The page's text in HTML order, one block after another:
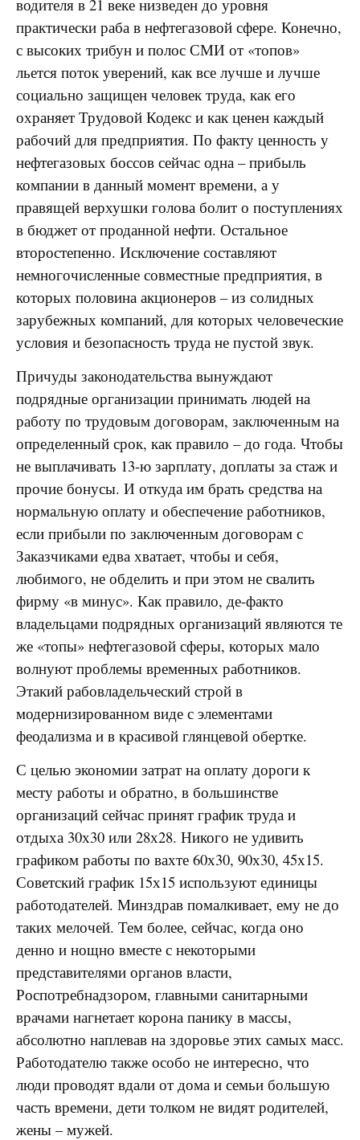
водителя в 21 веке низведен до уровня
практически раба в нефтегазовой сфере. Конечно,
с высоких трибун и полос СМИ от «топов»
льется поток уверений, как все лучше и лучше
социально защищен человек труда, как его
охраняет Трудовой Кодекс и как ценен каждый
рабочий для предприятия. По факту ценность у
нефтегазовых боссов сейчас одна – прибыль
компании в данный момент времени, а у
правящей верхушки голова болит о поступлениях
в бюджет от проданной нефти. Остальное
второстепенно. Исключение составляют
немногочисленные совместные предприятия, в
которых половина акционеров – из солидных
зарубежных компаний, для которых человеческие
условия и безопасность труда не пустой звук.
Причуды законодательства вынуждают
подрядные организации принимать людей на
работу по трудовым договорам, заключенным на
определенный срок, как правило – до года. Чтобы
не выплачивать 13-ю зарплату, доплаты за стаж и
прочие бонусы. И откуда им брать средства на
нормальную оплату и обеспечение работников,
если прибыли по заключенным договорам с
Заказчиками едва хватает, чтобы и себя,
любимого, не обделить и при этом не свалить
фирму «в минус». Как правило, де-факто
владельцами подрядных организаций являются те
же «топы» нефтегазовой сферы, которых мало
волнуют проблемы временных работников.
Этакий рабовладельческий строй в
модернизированном виде с элементами
феодализма и в красивой глянцевой обертке.
С целью экономии затрат на оплату дороги к
месту работы и обратно, в большинстве
организаций сейчас принят график труда и
отдыха 30х30 или 28х28. Никого не удивить
графиком работы по вахте 60х30, 90х30, 45х15.
Советский график 15х15 используют единицы
работодателей. Минздрав помалкивает, ему не до
таких мелочей. Тем более, сейчас, когда оно
денно и нощно вместе с некоторыми
представителями органов власти,
Роспотребнадзором, главными санитарными
врачами нагнетает корона панику в массы,
абсолютно наплевав на здоровье этих самых масс.
Работодателю также особо не интересно, что
люди проводят вдали от дома и семьи большую
часть времени, дети толком не видят родителей,
жены – мужей.